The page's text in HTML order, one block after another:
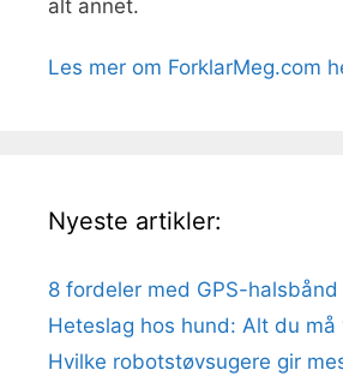
alt annet.
Les mer om ForklarMeg.com
Nyeste artikler:
8 fordeler med GPS-
Heteslag hos hund: Alt du må
Hvilke robotstøvsugere gir